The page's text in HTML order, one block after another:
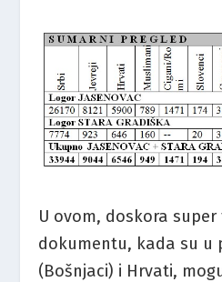
U ovom, doskora
dokumentu, kada su u
(Bošnjaci) i Hrvati,